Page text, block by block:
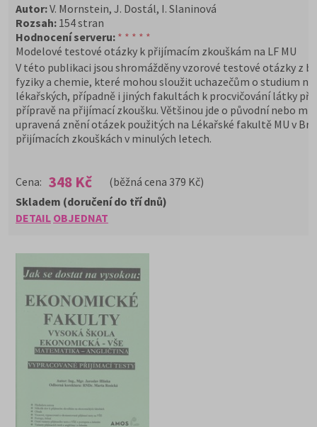
Autor:V. Mornstein, J. Dostál, I. Slaninová
Rozsah: 154 stran
Hodnocení serveru: * * * * *
Modelové testové otázky k přijímacím zkouškám na LF MU
V této publikaci jsou shromážděny vzorové testové otázky z
fyziky a chemie, které mohou sloužit uchazečům o studium na
lékařských, případně i jiných fakultách k procvičování látky při
přípravě na přijímací zkoušku. Většinou jde o původní nebo
upravená znění otázek použitých na Lékařské fakultě MU v
přijímacích zkouškách v minulých letech.
Cena: 348 Kč (běžná cena 379 Kč)
DETAIL OBJEDNAT
Skladem (doručení do tří dnů)